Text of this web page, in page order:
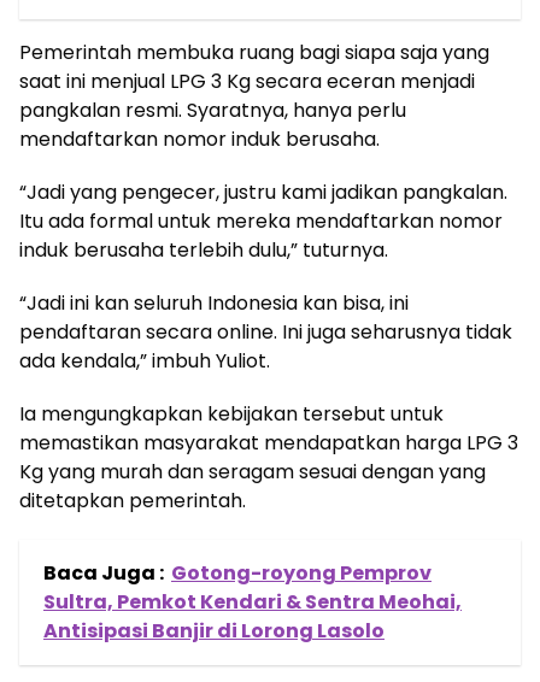
Pemerintah membuka ruang bagi siapa saja yang
saat ini menjual LPG 3 Kg secara eceran menjadi
pangkalan resmi. Syaratnya, hanya perlu
mendaftarkan nomor induk berusaha.
“Jadi yang pengecer, justru kami jadikan pangkalan.
Itu ada formal untuk mereka mendaftarkan nomor
induk berusaha terlebih dulu,” tuturnya.
“Jadi ini kan seluruh Indonesia kan bisa, ini
pendaftaran secara online. Ini juga seharusnya tidak
ada kendala,” imbuh Yuliot.
Ia mengungkapkan kebijakan tersebut untuk
memastikan masyarakat mendapatkan harga LPG 3
Kg yang murah dan seragam sesuai dengan yang
ditetapkan pemerintah.
Baca Juga : Gotong-royong Pemprov
Sultra, Pemkot Kendari & Sentra Meohai,
Antisipasi Banjir di Lorong Lasolo